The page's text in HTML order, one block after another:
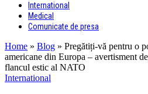
International
Medical
Comunicate de presa
Home » Blog » Pregătiți-vă pentru o
americane din Europa – avertisment
flancul estic al NATO
International